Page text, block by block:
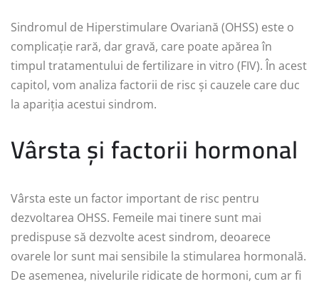
Sindromul de Hiperstimulare Ovariană (OHSS) este o
complicație rară, dar gravă, care poate apărea în
timpul tratamentului de fertilizare in vitro (FIV). În acest
capitol, vom analiza factorii de risc și cauzele care duc
la apariția acestui sindrom.
Vârsta și factorii hormonal
Vârsta este un factor important de risc pentru
dezvoltarea OHSS. Femeile mai tinere sunt mai
predispuse să dezvolte acest sindrom, deoarece
ovarele lor sunt mai sensibile la stimularea hormonală.
De asemenea, nivelurile ridicate de hormoni, cum ar fi